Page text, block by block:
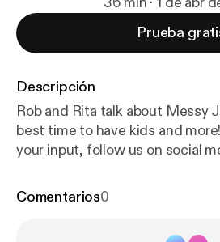
Prueba
Descripción
Rob and Rita talk about Messy
best time to have kids and
your input, follow us on social
Comentarios0